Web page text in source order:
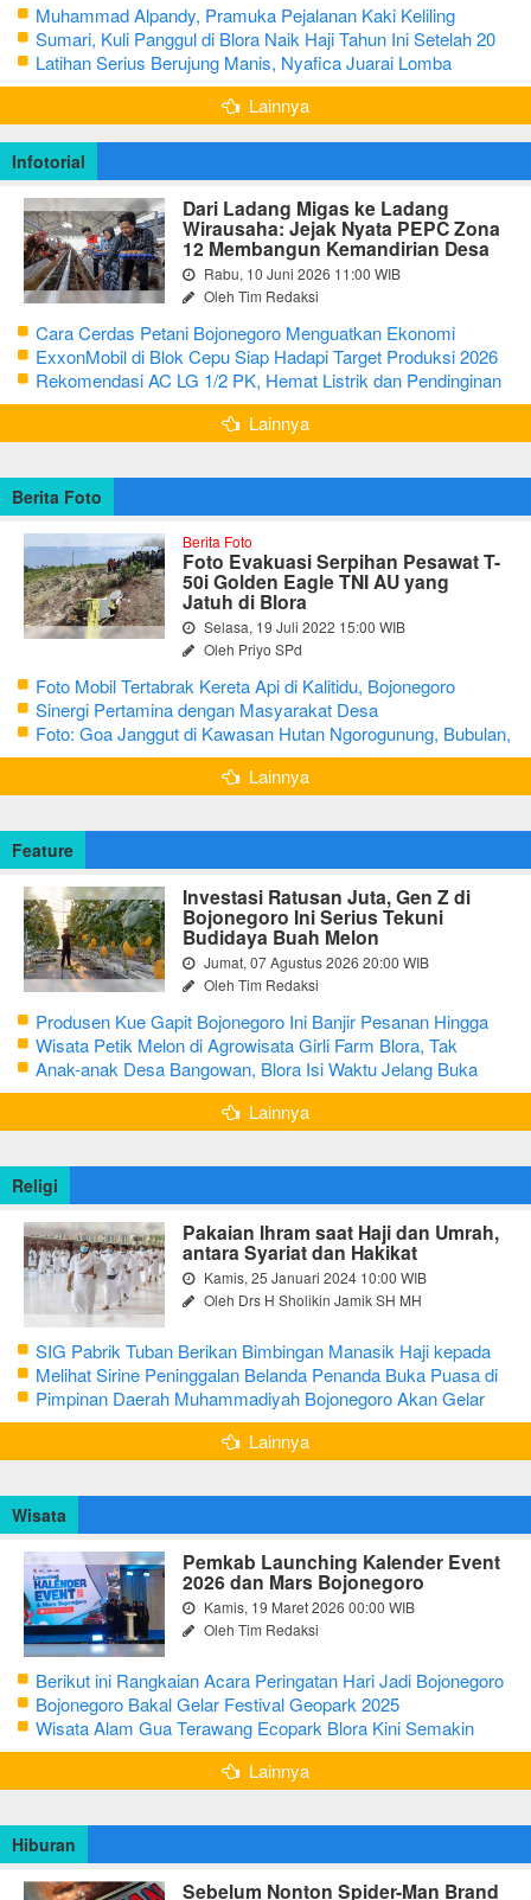
Muhammad Alpandy, Pramuka Pejalanan Kaki Keliling
Nusantara dengan Misi Literasi Budaya
Sumari, Kuli Panggul di Blora Naik Haji Tahun Ini Setelah 20
Tahun Sisihkan Uang Receh
Latihan Serius Berujung Manis, Nyafica Juarai Lomba
Bertutur tentang Nilai Hidup Orang Samin
Lainnya
Infotorial
Dari Ladang Migas ke Ladang
Wirausaha: Jejak Nyata PEPC Zona
12 Membangun Kemandirian Desa
Rabu, 10 Juni 2026 11:00 WIB
Oleh Tim Redaksi
Cara Cerdas Petani Bojonegoro Menguatkan Ekonomi
Keluarga
ExxonMobil di Blok Cepu Siap Hadapi Target Produksi 2026
Rekomendasi AC LG 1/2 PK, Hemat Listrik dan Pendinginan
Maksimal
Lainnya
Berita Foto
Berita Foto
Foto Evakuasi Serpihan Pesawat T-
50i Golden Eagle TNI AU yang
Jatuh di Blora
Selasa, 19 Juli 2022 15:00 WIB
Oleh Priyo SPd
Foto Mobil Tertabrak Kereta Api di Kalitidu, Bojonegoro
Sinergi Pertamina dengan Masyarakat Desa
Foto: Goa Janggut di Kawasan Hutan Ngorogunung, Bubulan,
Bojonegoro
Lainnya
Feature
Investasi Ratusan Juta, Gen Z di
Bojonegoro Ini Serius Tekuni
Budidaya Buah Melon
Jumat, 07 Agustus 2026 20:00 WIB
Oleh Tim Redaksi
Produsen Kue Gapit Bojonegoro Ini Banjir Pesanan Hingga
Puluhan Juta di Bulan Ramadan
Wisata Petik Melon di Agrowisata Girli Farm Blora, Tak
Sampai 5 Hari Sudah Ludes Terjual
Anak-anak Desa Bangowan, Blora Isi Waktu Jelang Buka
Puasa dengan Latihan Gamelan
Lainnya
Religi
Pakaian Ihram saat Haji dan Umrah,
antara Syariat dan Hakikat
Kamis, 25 Januari 2024 10:00 WIB
Oleh Drs H Sholikin Jamik SH MH
SIG Pabrik Tuban Berikan Bimbingan Manasik Haji kepada
CJH Kabupaten Tuban
Melihat Sirine Peninggalan Belanda Penanda Buka Puasa di
Pendopo Bupati Blora
Pimpinan Daerah Muhammadiyah Bojonegoro Akan Gelar
Salat Iduladha 9 Juli 2022
Lainnya
Wisata
Pemkab Launching Kalender Event
2026 dan Mars Bojonegoro
Kamis, 19 Maret 2026 00:00 WIB
Oleh Tim Redaksi
Berikut ini Rangkaian Acara Peringatan Hari Jadi Bojonegoro
Ke-348 Tahun 2025
Bojonegoro Bakal Gelar Festival Geopark 2025
Wisata Alam Gua Terawang Ecopark Blora Kini Semakin
Menarik
Lainnya
Hiburan
Sebelum Nonton Spider-Man Brand